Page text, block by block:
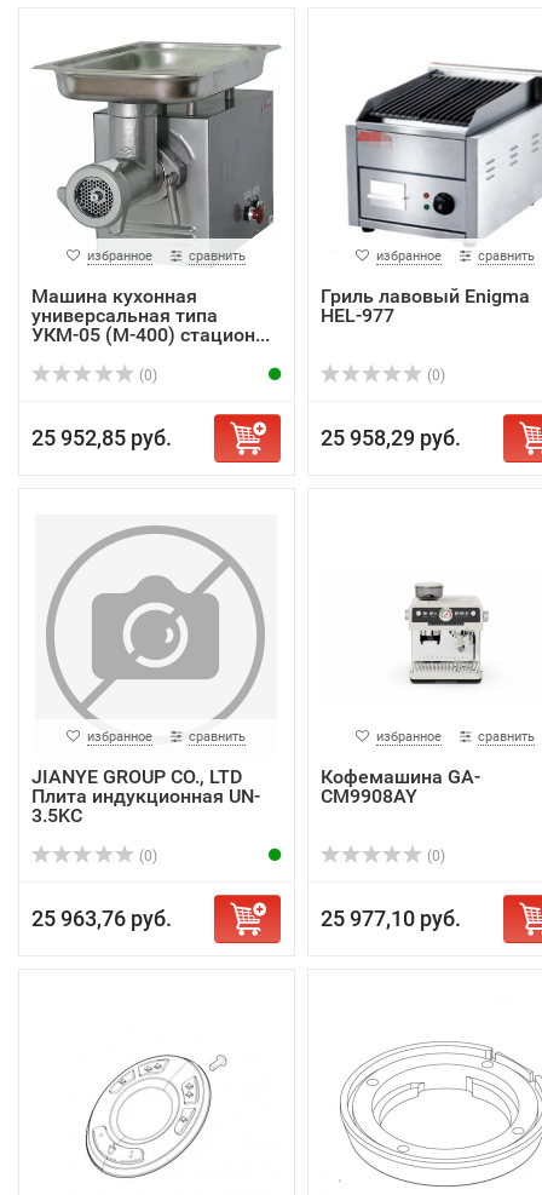
избранное сравнить
Машина кухонная
универсальная типа
УКМ-05 (M-400) стацион...
(0)
25 952,85 руб.
избранное сравнить
Гриль лавовый Enigma
HEL-977
(0)
25 958,29 руб.
избранное сравнить
JIANYE GROUP CO., LTD
Плита индукционная UN-
3.5KC
(0)
25 963,76 руб.
избранное сравнить
Кофемашина GA-
CM9908AY
(0)
25 977,10 руб.